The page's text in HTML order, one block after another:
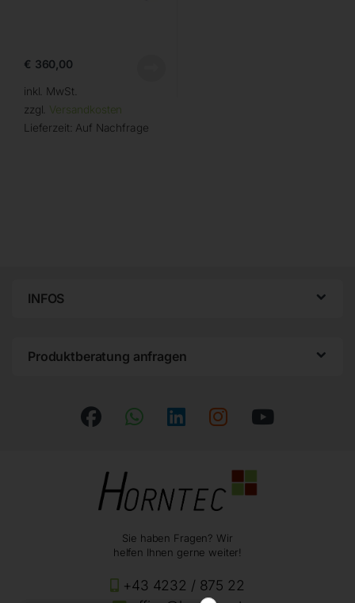
€ 360,00
inkl. MwSt.
zzgl. Versandkosten
Lieferzeit: Auf Nachfrage
INFOS
Produktberatung anfragen
Sie haben Fragen? Wir
helfen Ihnen gerne weiter!
+43 4232 / 875 22